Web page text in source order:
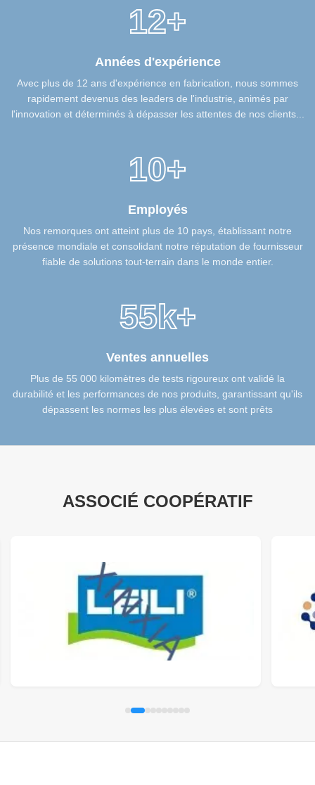
12+
Années d'expérience
Avec plus de 12 ans d'expérience en fabrication, nous sommes
rapidement devenus des leaders de l'industrie, animés par
l'innovation et déterminés à dépasser les attentes de nos clients...
10+
Employés
Nos remorques ont atteint plus de 10 pays, établissant notre
présence mondiale et consolidant notre réputation de fournisseur
fiable de solutions tout-terrain dans le monde entier.
55k+
Ventes annuelles
Plus de 55 000 kilomètres de tests rigoureux ont validé la
durabilité et les performances de nos produits, garantissant qu'ils
dépassent les normes les plus élevées et sont prêts
ASSOCIÉ COOPÉRATIF